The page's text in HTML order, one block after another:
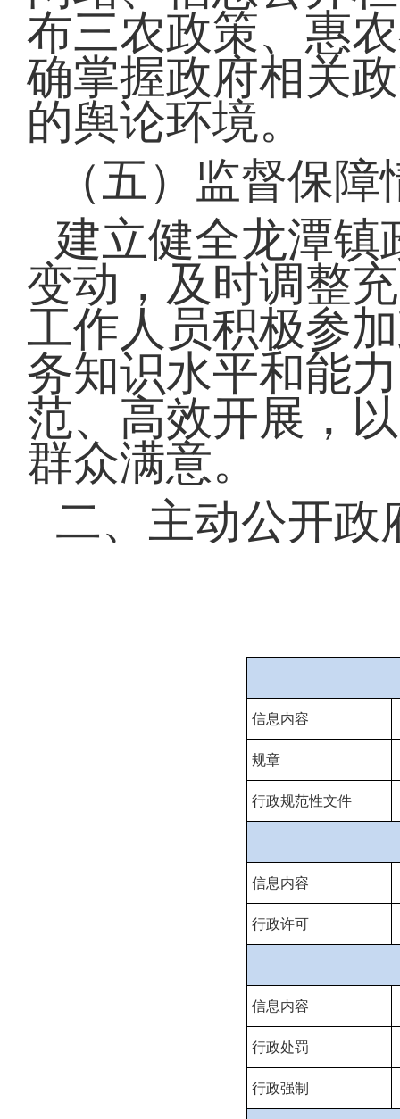
布三农政策、惠
确掌握政府相关
的舆论环境。
（五）监督保障
建立健全龙潭镇
变动，及时调整
工作人员积极参
务知识水平和能
范、高效开展，
群众满意。
二、主动公开政
信息内容
规章
行政规范性文件
信息内容
行政许可
信息内容
行政处罚
行政强制